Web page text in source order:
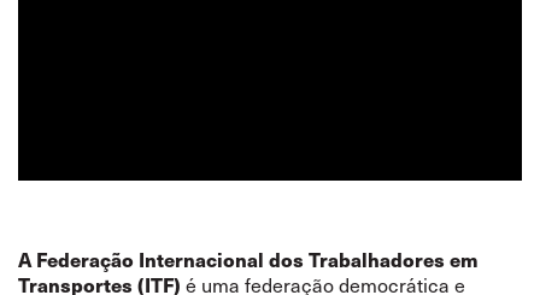
A Federação Internacional dos Trabalhadores em
Transportes (ITF) é uma federação democrática e